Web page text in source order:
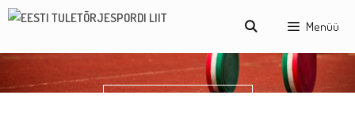
Skip
Menüü